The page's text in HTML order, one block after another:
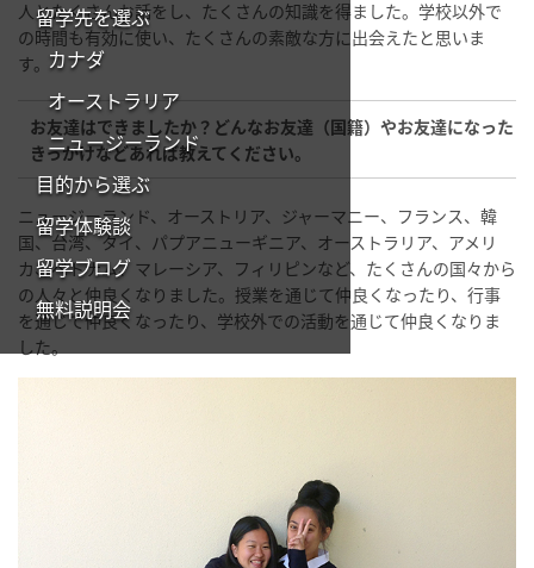
留学先を選ぶ
カナダ
オーストラリア
ニュージーランド
目的から選ぶ
留学体験談
留学ブログ
無料説明会
人とたくさんお話をし、たくさんの知識を得ました。学校以外で
の時間も有効に使い、たくさんの素敵な方に出会えたと思いま
す。
お友達はできましたか？どんなお友達（国籍）やお友達になった
きっかけなどあれば教えてください。
ニュージーランド、オーストリア、ジャーマニー、フランス、韓
国、台湾、タイ、パプアニューギニア、オーストラリア、アメリ
カ、ベトナム、マレーシア、フィリピンなど、たくさんの国々から
の人々と仲良くなりました。授業を通じて仲良くなったり、行事
を通じて仲良くなったり、学校外での活動を通じて仲良くなりま
した。